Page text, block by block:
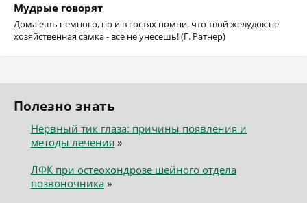
Мудрые говорят
Дома ешь немного, но и в гостях помни, что твой желудок не
хозяйственная самка - все не унесешь! (Г. Ратнер)
Полезно знать
Нервный тик глаза: причины появления и
методы лечения »
ЛФК при остеохондрозе шейного отдела
позвоночника»